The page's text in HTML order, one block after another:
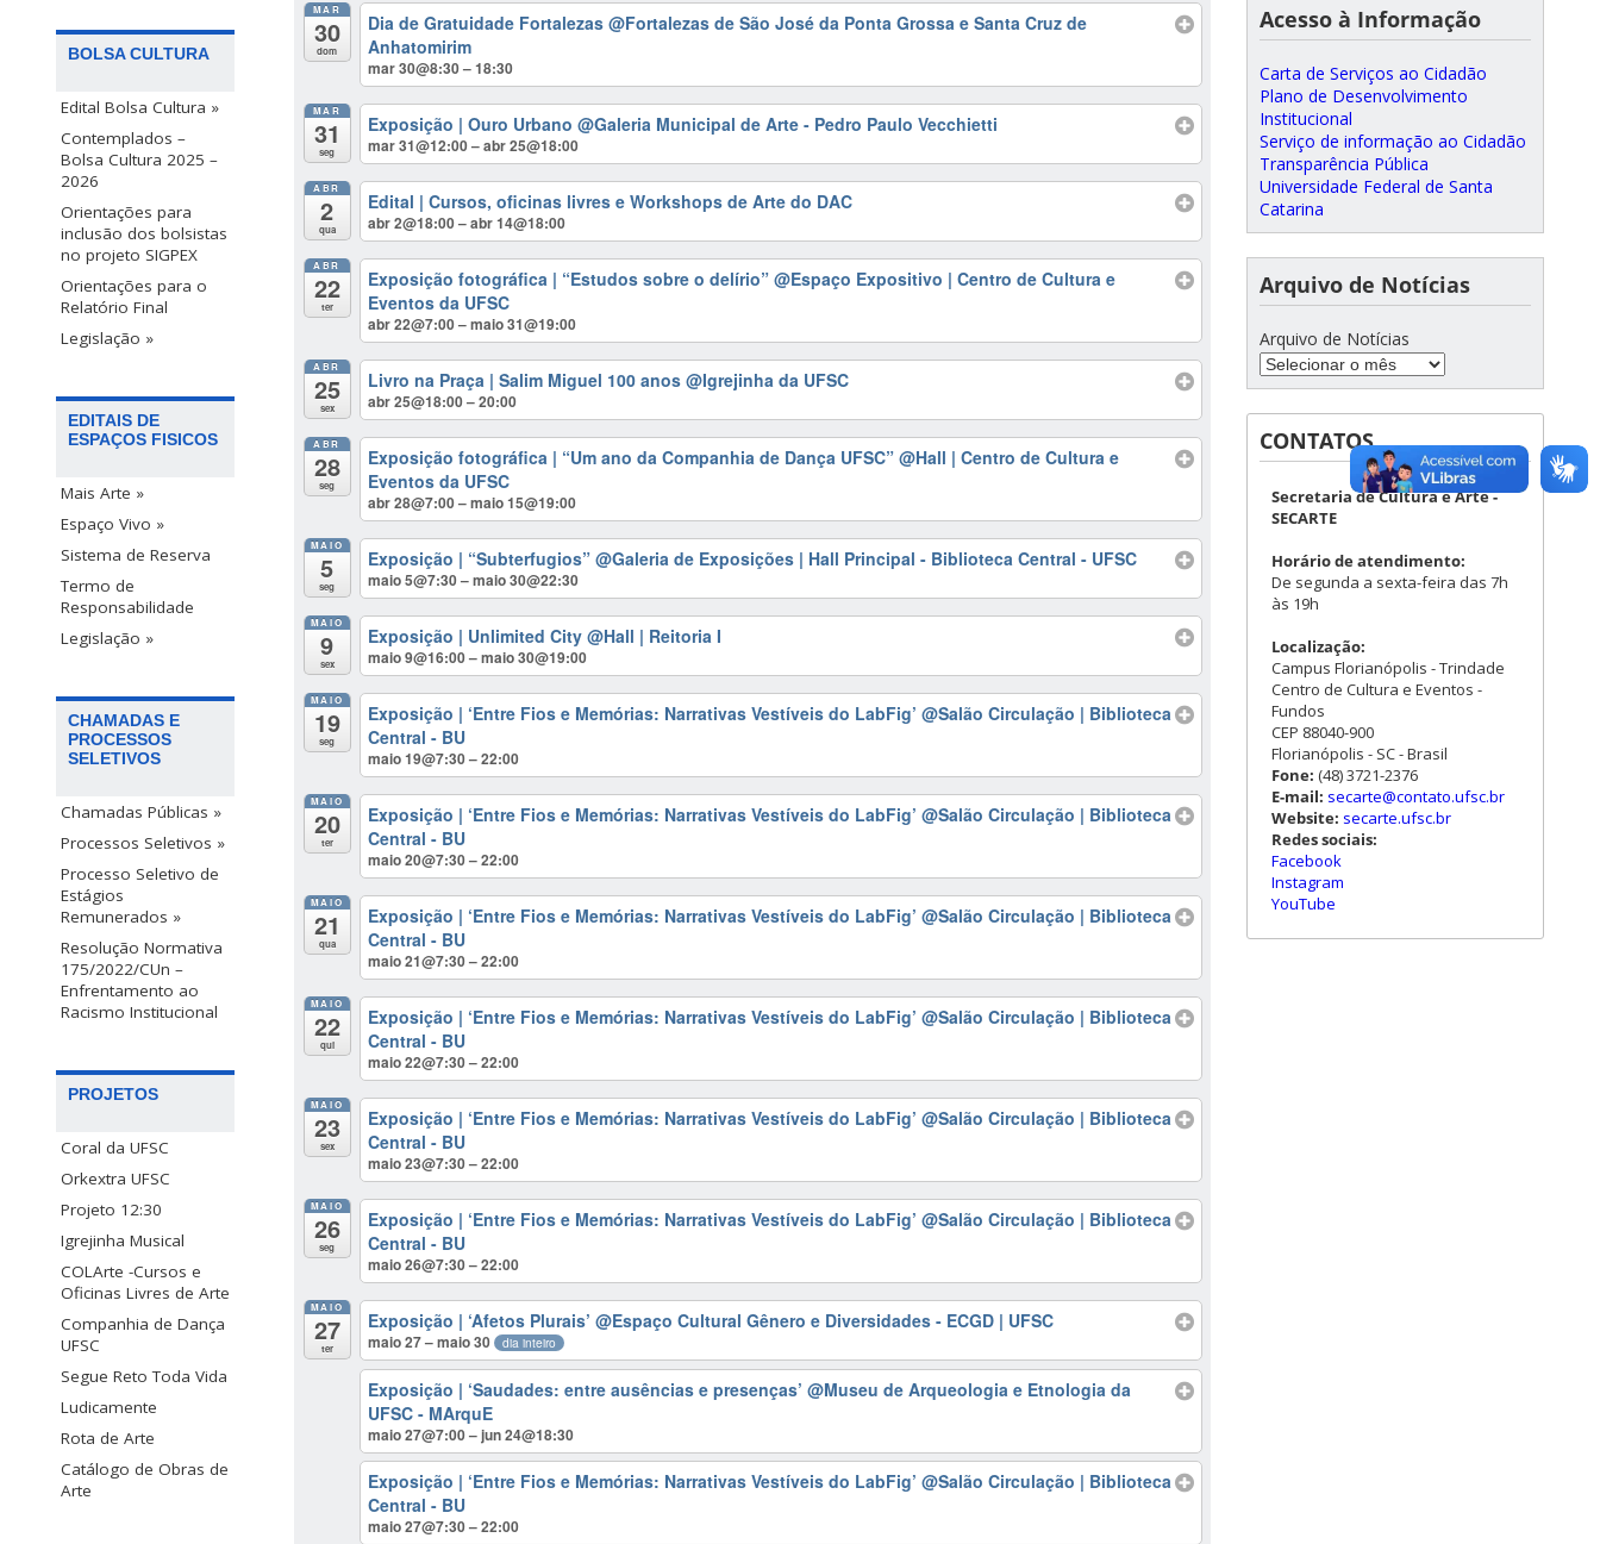
BOLSA CULTURA
Edital Bolsa Cultura »
Contemplados –
Bolsa Cultura 2025 –
2026
Orientações para
inclusão dos bolsistas
no projeto SIGPEX
Orientações para o
Relatório Final
Legislação »
EDITAIS DE
ESPAÇOS FISICOS
Mais Arte »
Espaço Vivo »
Sistema de Reserva
Termo de
Responsabilidade
Legislação »
CHAMADAS E
PROCESSOS
SELETIVOS
Chamadas Públicas »
Processos Seletivos »
Processo Seletivo de
Estágios
Remunerados »
Resolução Normativa
175/2022/CUn –
Enfrentamento ao
Racismo Institucional
PROJETOS
Coral da UFSC
Orkextra UFSC
Projeto 12:30
Igrejinha Musical
COLArte -Cursos e
Oficinas Livres de Arte
Companhia de Dança
UFSC
Segue Reto Toda Vida
Ludicamente
Rota de Arte
Catálogo de Obras de
Arte
MAR
30
dom
Dia de Gratuidade Fortalezas @Fortalezas de São José da Ponta Grossa e Santa Cruz de
Anhatomirim
mar 30@8:30 – 18:30
MAR
31
seg
Exposição | Ouro Urbano @Galeria Municipal de Arte - Pedro Paulo Vecchietti
mar 31@12:00 – abr 25@18:00
ABR
2
qua
Edital | Cursos, oficinas livres e Workshops de Arte do DAC
abr 2@18:00 – abr 14@18:00
ABR
22
ter
Exposição fotográfica | “Estudos sobre o delírio” @Espaço Expositivo | Centro de Cultura e
Eventos da UFSC
abr 22@7:00 – maio 31@19:00
ABR
25
sex
Livro na Praça | Salim Miguel 100 anos @Igrejinha da UFSC
abr 25@18:00 – 20:00
ABR
28
seg
Exposição fotográfica | “Um ano da Companhia de Dança UFSC” @Hall | Centro de Cultura e
Eventos da UFSC
abr 28@7:00 – maio 15@19:00
MAIO
5
seg
Exposição | “Subterfugios” @Galeria de Exposições | Hall Principal - Biblioteca Central - UFSC
maio 5@7:30 – maio 30@22:30
MAIO
9
sex
Exposição | Unlimited City @Hall | Reitoria I
maio 9@16:00 – maio 30@19:00
MAIO
19
seg
Exposição | ‘Entre Fios e Memórias: Narrativas Vestíveis do LabFig’ @Salão Circulação | Biblioteca
Central - BU
maio 19@7:30 – 22:00
MAIO
20
ter
Exposição | ‘Entre Fios e Memórias: Narrativas Vestíveis do LabFig’ @Salão Circulação | Biblioteca
Central - BU
maio 20@7:30 – 22:00
MAIO
21
qua
Exposição | ‘Entre Fios e Memórias: Narrativas Vestíveis do LabFig’ @Salão Circulação | Biblioteca
Central - BU
maio 21@7:30 – 22:00
MAIO
22
qui
Exposição | ‘Entre Fios e Memórias: Narrativas Vestíveis do LabFig’ @Salão Circulação | Biblioteca
Central - BU
maio 22@7:30 – 22:00
MAIO
23
sex
Exposição | ‘Entre Fios e Memórias: Narrativas Vestíveis do LabFig’ @Salão Circulação | Biblioteca
Central - BU
maio 23@7:30 – 22:00
MAIO
26
seg
Exposição | ‘Entre Fios e Memórias: Narrativas Vestíveis do LabFig’ @Salão Circulação | Biblioteca
Central - BU
maio 26@7:30 – 22:00
MAIO
27
ter
Exposição | ‘Afetos Plurais’ @Espaço Cultural Gênero e Diversidades - ECGD | UFSC
maio 27 – maio 30 dia inteiro
Exposição | ‘Saudades: entre ausências e presenças’ @Museu de Arqueologia e Etnologia da
UFSC - MArquE
maio 27@7:00 – jun 24@18:30
Exposição | ‘Entre Fios e Memórias: Narrativas Vestíveis do LabFig’ @Salão Circulação | Biblioteca
Central - BU
maio 27@7:30 – 22:00
Acesso à Informação
Carta de Serviços ao Cidadão
Plano de Desenvolvimento
Institucional
Serviço de informação ao Cidadão
Transparência Pública
Universidade Federal de Santa
Catarina
Arquivo de Notícias
Arquivo de Notícias
CONTATOS
Secretaria de Cultura e Arte -
SECARTE
Horário de atendimento:
De segunda a sexta-feira das 7h
às 19h
Localização:
Campus Florianópolis - Trindade
Centro de Cultura e Eventos -
Fundos
CEP 88040-900
Florianópolis - SC - Brasil
Fone: (48) 3721-2376
E-mail: secarte@contato.ufsc.br
Website: secarte.ufsc.br
Redes sociais:
Facebook
Instagram
YouTube